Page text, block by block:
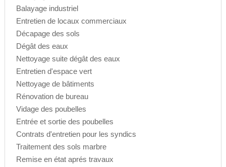
Balayage industriel
Entretien de locaux commerciaux
Décapage des sols
Dégât des eaux
Nettoyage suite dégât des eaux
Entretien d'espace vert
Nettoyage de bâtiments
Rénovation de bureau
Vidage des poubelles
Entrée et sortie des poubelles
Contrats d'entretien pour les syndics
Traitement des sols marbre
Remise en état aprés travaux